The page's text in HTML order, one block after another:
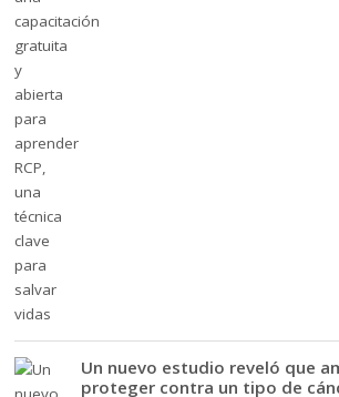
Un nuevo estudio reveló que
proteger contra un tipo de